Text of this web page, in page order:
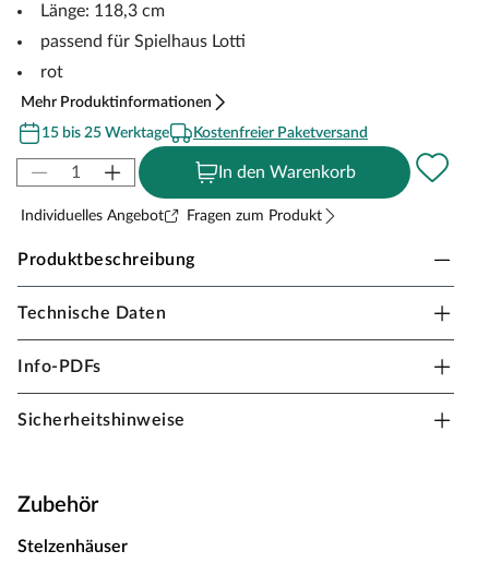
Länge: 118,3 cm
passend für Spielhaus Lotti
rot
Mehr Produktinformationen
15 bis 25 Werktage
Kostenfreier Paketversand
In den Warenkorb
Individuelles Angebot Fragen zum Produkt
Produktbeschreibung
WEKA Rutsche für Tabaluga Abenteuerhaus Lotti
120 cm rot
von 60 cm für das Abenteuerspielhaus Lotti geeignet. Die
Rutsche ist aus robustem Hart-Polyethylen gefertigt.
Technische Daten
Info-PDFs
Sicherheitshinweise
Zubehör
Stelzenhäuser